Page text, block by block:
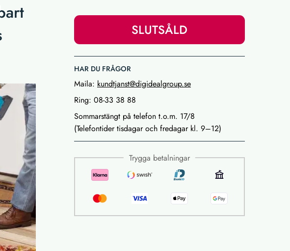
SLUTSÅLD
HAR DU FRÅGOR
Maila: kundtjanst@digidealgroup.se
Ring: 08-33 38 88
Sommarstängt på telefon t.o.m. 17/8
(Telefontider tisdagar och fredagar kl. 9–12)
Trygga betalningar